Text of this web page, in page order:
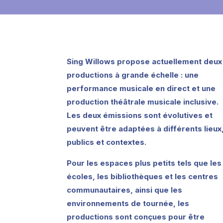
Sing Willows propose actuellement deux
productions à grande échelle : une
performance musicale en direct et une
production théâtrale musicale inclusive.
Les deux émissions sont évolutives et
peuvent être adaptées à différents
publics et contextes.
Pour les espaces plus petits tels que les
écoles, les bibliothèques et les centres
communautaires, ainsi que les
environnements de tournée, les
productions sont conçues pour être